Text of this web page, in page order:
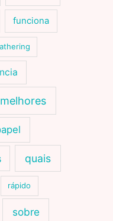
funciona
melhores
quais
rápido
sobre